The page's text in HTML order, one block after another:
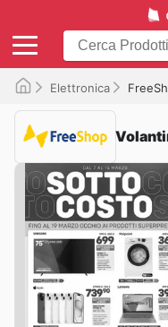
Elettronica